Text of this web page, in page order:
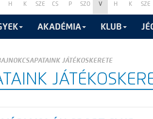
H K SZE CS P SZO V H K SZE
AKADÉMIA KLUB
JÁTÉKOSKERETE